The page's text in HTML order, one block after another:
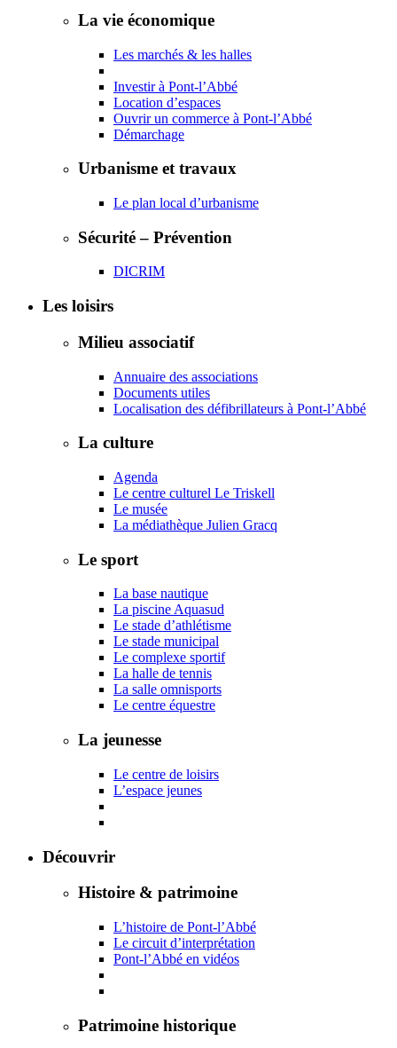
La vie économique
Les marchés & les halles
Investir à Pont-l’Abbé
Location d’espaces
Ouvrir un commerce à Pont-l’Abbé
Démarchage
Urbanisme et travaux
Le plan local d’urbanisme
Sécurité – Prévention
DICRIM
Les loisirs
Milieu associatif
Annuaire des associations
Documents utiles
Localisation des défibrillateurs à Pont-l’Abbé
La culture
Agenda
Le centre culturel Le Triskell
Le musée
La médiathèque Julien Gracq
Le sport
La base nautique
La piscine Aquasud
Le stade d’athlétisme
Le stade municipal
Le complexe sportif
La halle de tennis
La salle omnisports
Le centre équestre
La jeunesse
Le centre de loisirs
L’espace jeunes
Découvrir
Histoire & patrimoine
L’histoire de Pont-l’Abbé
Le circuit d’interprétation
Pont-l’Abbé en vidéos
Patrimoine historique